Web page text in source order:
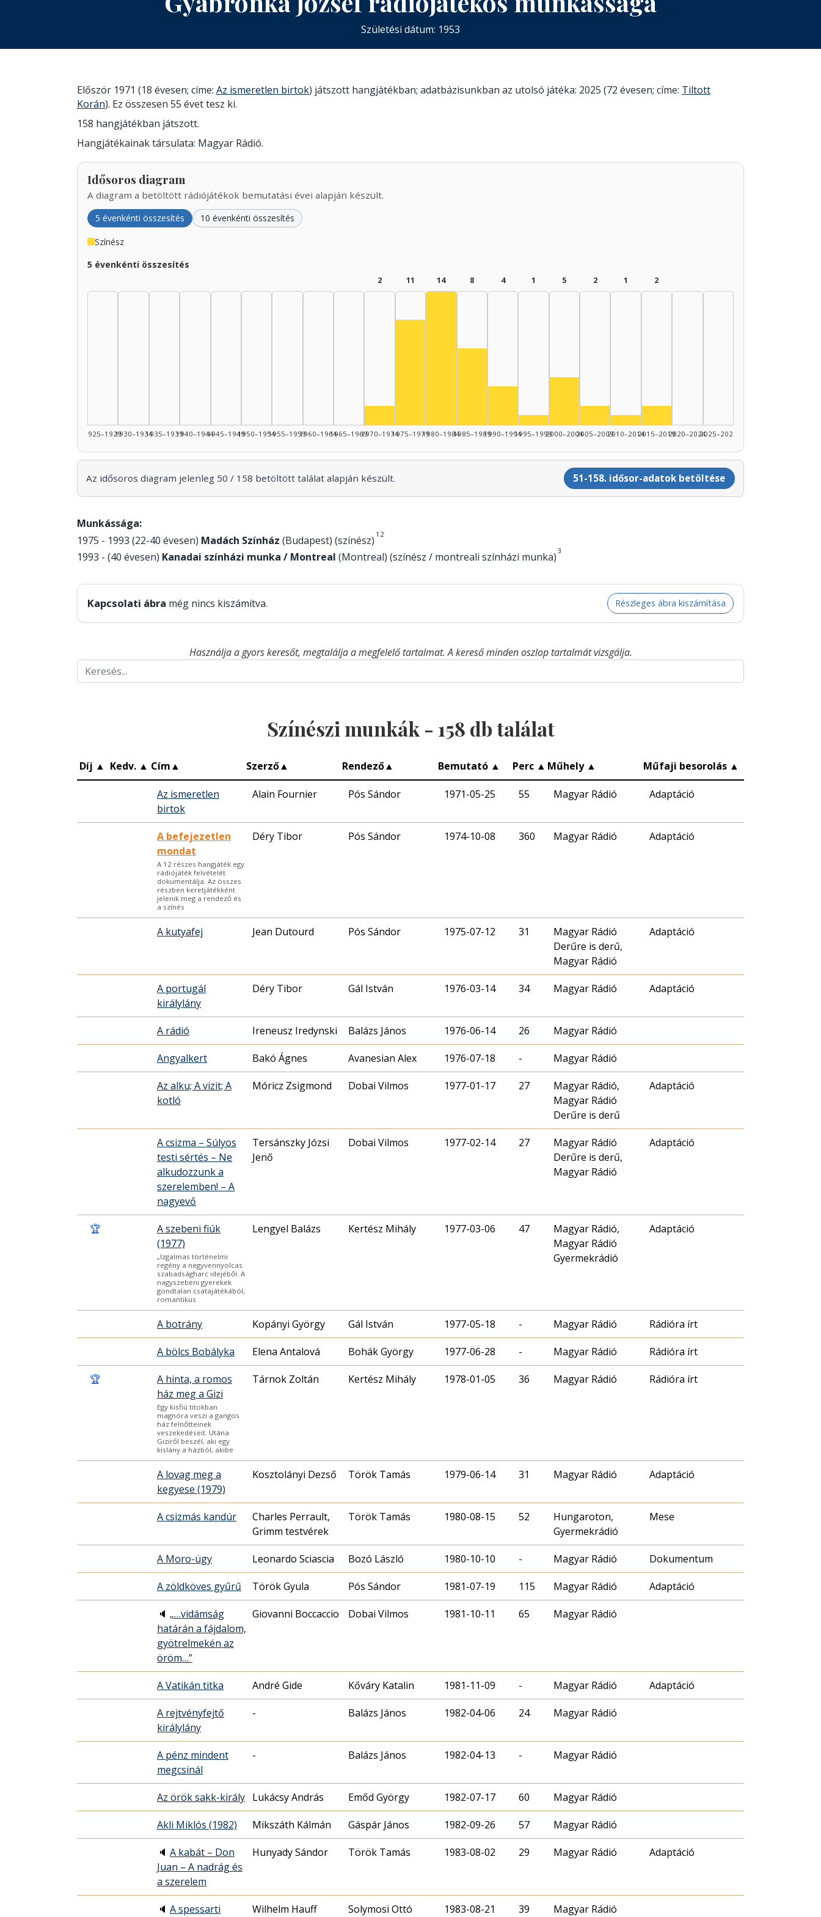
Születési dátum: 1953
Először 1971 (18 évesen; címe: Az ismeretlen birtok) játszott hangjátékban; adatbázisunkban az utolsó játéka: 2025 (72 évesen; címe: Tiltott
Korán). Ez összesen 55 évet tesz ki.
158 hangjátékban játszott.
Hangjátékainak társulata: Magyar Rádió.
Idősoros diagram
A diagram a betöltött rádiójátékok bemutatási évei alapján készült.
5 évenkénti összesítés 10 évenkénti összesítés
Színész
5 évenkénti összesítés
1925–19291930–19341935–19391940–19441945–19491950–19541955–19591960–19641965–1969
2
Színész, 1970–1974: 2
1970–1974
11
1975–1979
14
1980–1984
8
1985–1989
4
Színész, 1990–1994: 4
1990–1994
1
Színész, 1995–1999: 1
1995–1999
5
Színész, 2000–2004: 5
2000–2004
2
Színész, 2005–2009: 2
2005–2009
1
Színész, 2010–2014: 1
2010–2014
2
Színész, 2015–2019: 2
2015–20192020–20242025–2026
Az idősoros diagram jelenleg 50 / 158 betöltött találat alapján készült. 51-158. idősor-adatok betöltése
Munkássága:
1975 - 1993 (22-40 évesen) Madách Színház (Budapest) (színész) 1 2
1993 - (40 évesen) Kanadai színházi munka / Montreal (Montreal) (színész / montreali színházi munka) 3
Kapcsolati ábra még nincs kiszámítva. Részleges ábra kiszámítása
Használja a gyors keresőt, megtalálja a megfelelő tartalmat. A kereső minden oszlop tartalmát vizsgálja.
Színészi munkák - 158 db találat
Díj ▲ Kedv. ▲ Cím▲ Szerző▲ Rendező▲ Bemutató ▲ Perc ▲ Műhely ▲ Műfaji besorolás ▲
Az ismeretlen
birtok
Alain Fournier Pós Sándor 1971-05-25 55 Magyar Rádió Adaptáció
A befejezetlen
mondat
A 12 részes hangjáték egy
rádiójáték felvételét
dokumentálja. Az összes
részben keretjátékként
jelenik meg a rendező és
a színés
Déry Tibor Pós Sándor 1974-10-08 360 Magyar Rádió Adaptáció
A kutyafej Jean Dutourd Pós Sándor 1975-07-12 31
Magyar Rádió
Derűre is derű,
Magyar Rádió
Adaptáció
A portugál
királylány
Déry Tibor Gál István 1976-03-14 34 Magyar Rádió Adaptáció
A rádió Ireneusz Iredynski Balázs János 1976-06-14 26 Magyar Rádió
Angyalkert Bakó Ágnes Avanesian Alex 1976-07-18 - Magyar Rádió
Az alku; A vizit; A
kotló
Móricz Zsigmond Dobai Vilmos 1977-01-17 27
Magyar Rádió,
Magyar Rádió
Derűre is derű
Adaptáció
A csizma – Súlyos
testi sértés – Ne
alkudozzunk a
szerelemben! – A
nagyevő
Tersánszky Józsi
Jenő
Dobai Vilmos 1977-02-14 27
Magyar Rádió
Derűre is derű,
Magyar Rádió
Adaptáció
🏆
A szebeni fiúk
(1977)
„Izgalmas történelmi
regény a negyvennyolcas
szabadságharc idejéből. A
nagyszebeni gyerekek
gondtalan csatajátékából,
romantikus
Lengyel Balázs Kertész Mihály 1977-03-06 47
Magyar Rádió,
Magyar Rádió
Gyermekrádió
Adaptáció
A botrány Kopányi György Gál István 1977-05-18 - Magyar Rádió Rádióra írt
A bölcs Bobályka Elena Antalová Bohák György 1977-06-28 - Magyar Rádió Rádióra írt
🏆
A hinta, a romos
ház meg a Gizi
Egy kisfiú titokban
magnóra veszi a gangos
ház felnőtteinek
veszekedéseit. Utána
Giziről beszél, aki egy
kislány a házból, akibe
Tárnok Zoltán Kertész Mihály 1978-01-05 36 Magyar Rádió Rádióra írt
A lovag meg a
kegyese (1979)
Kosztolányi Dezső Török Tamás 1979-06-14 31 Magyar Rádió Adaptáció
A csizmás kandúr
Charles Perrault,
Grimm testvérek
Török Tamás 1980-08-15 52
Hungaroton,
Gyermekrádió
Mese
A Moro-ügy Leonardo Sciascia Bozó László 1980-10-10 - Magyar Rádió Dokumentum
A zöldköves gyűrű Török Gyula Pós Sándor 1981-07-19 115 Magyar Rádió Adaptáció
🔈 „…vidámság
határán a fájdalom,
gyötrelmekén az
öröm…”
Giovanni Boccaccio Dobai Vilmos 1981-10-11 65 Magyar Rádió
A Vatikán titka André Gide Kőváry Katalin 1981-11-09 - Magyar Rádió Adaptáció
A rejtvényfejtő
királylány
- Balázs János 1982-04-06 24 Magyar Rádió
A pénz mindent
megcsinál
- Balázs János 1982-04-13 - Magyar Rádió
Az örök sakk-király Lukácsy András Emőd György 1982-07-17 60 Magyar Rádió
Akli Miklós (1982) Mikszáth Kálmán Gáspár János 1982-09-26 57 Magyar Rádió
🔈 A kabát – Don
Juan – A nadrág és
a szerelem
Hunyady Sándor Török Tamás 1983-08-02 29 Magyar Rádió Adaptáció
🔈 A spessarti Wilhelm Hauff Solymosi Ottó 1983-08-21 39 Magyar Rádió